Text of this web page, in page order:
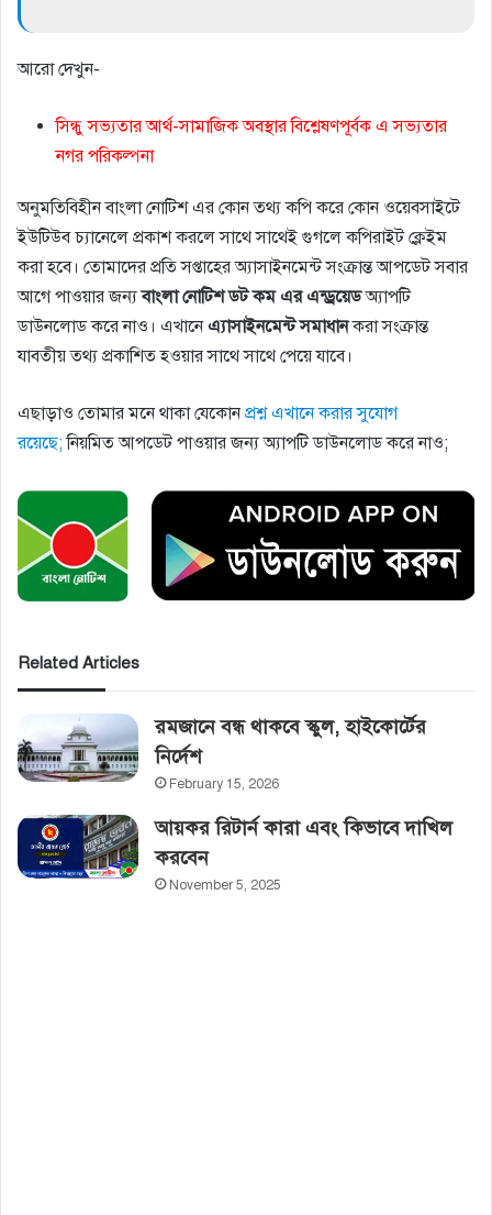
আরো দেখুন-
সিন্ধু সভ্যতার আর্থ-সামাজিক অবস্থার বিশ্লেষণপূর্বক এ সভ্যতার
নগর পরিকল্পনা
অনুমতিবিহীন বাংলা নোটিশ এর কোন তথ্য কপি করে কোন ওয়েবসাইটে
ইউটিউব চ্যানেলে প্রকাশ করলে সাথে সাথেই গুগলে কপিরাইট ক্লেইম
করা হবে। তোমাদের প্রতি সপ্তাহের অ্যাসাইনমেন্ট সংক্রান্ত আপডেট সবার
আগে পাওয়ার জন্যবাংলা নোটিশ ডট কম এর এন্ড্রয়েডঅ্যাপটি
ডাউনলোড করে নাও। এখানেএ্যাসাইনমেন্ট সমাধানকরা সংক্রান্ত
যাবতীয় তথ্য প্রকাশিত হওয়ার সাথে সাথে পেয়ে যাবে।
এছাড়াও তোমার মনে থাকা যেকোনপ্রশ্ন এখানে করার সুযোগ
রয়েছে;নিয়মিত আপডেট পাওয়ার জন্য অ্যাপটি ডাউনলোড করে নাও;
Related Articles
রমজানে বন্ধ থাকবে স্কুল, হাইকোর্টের‌
নির্দেশ
February 15, 2026
আয়কর রিটার্ন কারা এবং কিভাবে দাখিল
করবেন
November 5, 2025